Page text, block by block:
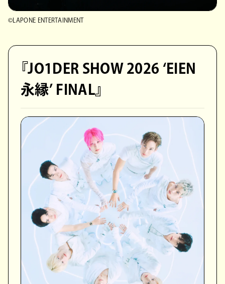
©LAPONE ENTERTAINMENT
『JO1DER SHOW 2026 ‘EIEN
永縁’ FINAL』